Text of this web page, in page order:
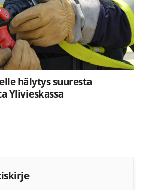
hälytys suuresta
Ylivieskassa